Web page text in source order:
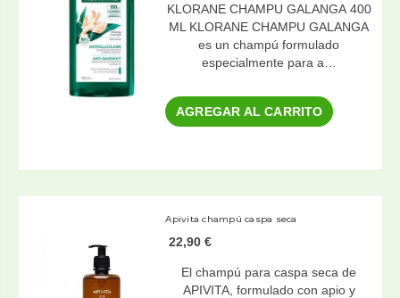
KLORANE CHAMPU GALANGA 400
ML KLORANE CHAMPU GALANGA
es un champú formulado
especialmente para a…
AGREGAR AL CARRITO
Apivita champú caspa seca
22,90 €
El champú para caspa seca de
APIVITA, formulado con apio y